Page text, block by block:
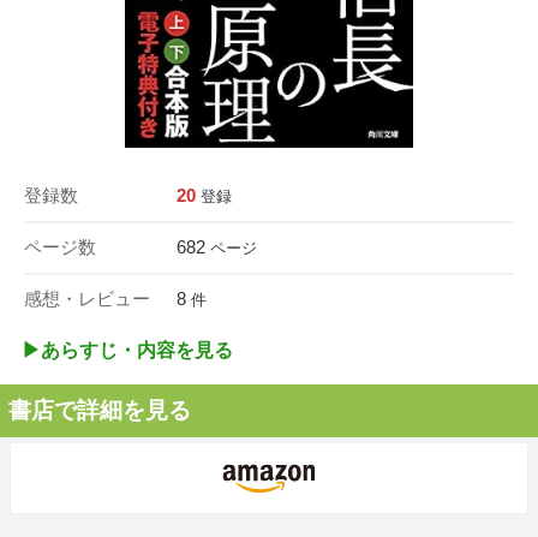
登録数 20 登録
ページ数 682 ページ
感想・レビュー 8 件
▶︎あらすじ・内容を見る
書店で詳細を見る